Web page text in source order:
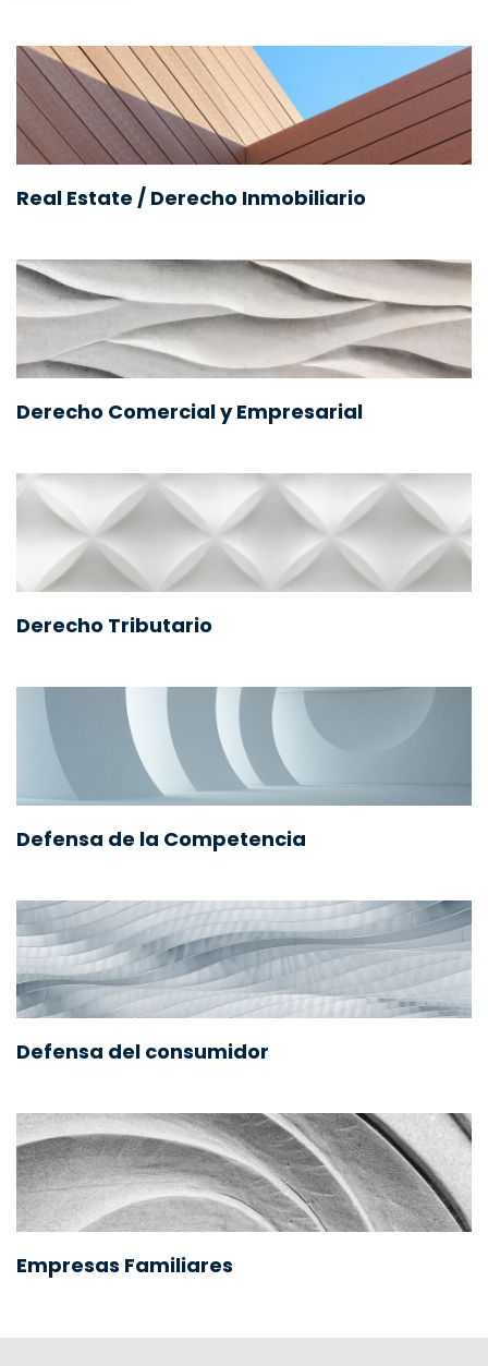
Real Estate / Derecho Inmobiliario
Derecho Comercial y Empresarial
Derecho Tributario
Defensa de la Competencia
Defensa del consumidor
Empresas Familiares